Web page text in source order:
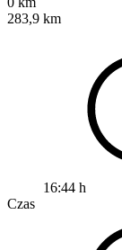
283,9 km
16:44 h
Czas